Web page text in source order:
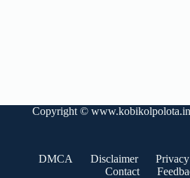
Copyright © www.kobikolpolota.in
DMCA Disclaimer
Contact